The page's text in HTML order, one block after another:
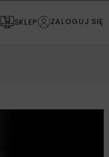
SKLEP ZALOGUJ SIĘ